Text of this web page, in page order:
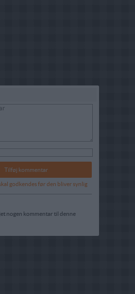
godkendes før den bliver synlig
nogen kommentar til denne